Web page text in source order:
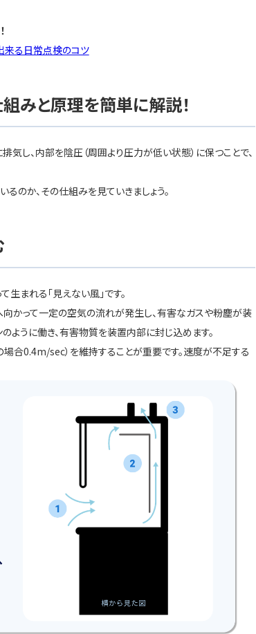
来る日常点検のコツ
組みと原理を簡単に解説！
し、内部を陰圧（周囲より圧力が低い状態）に保つことで、
るのか、その仕組みを見ていきましょう。
生まれる「見えない風」です。
かって一定の空気の流れが発生し、有害なガスや粉塵が装
ように働き、有害物質を装置内部に封じ込めます。
合0.4m/sec）を維持することが重要です。速度が不足する